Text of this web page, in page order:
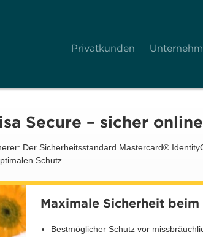
Privatkunden
Secure – sicher
Der Sicherheitsstandard Mastercard®
Schutz.
Maximale Sicherheit
Bestmöglicher Schutz vor